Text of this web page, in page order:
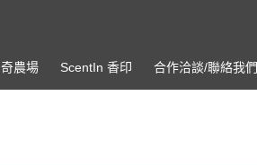
農場 ScentIn 香印 合作洽談/聯絡我們